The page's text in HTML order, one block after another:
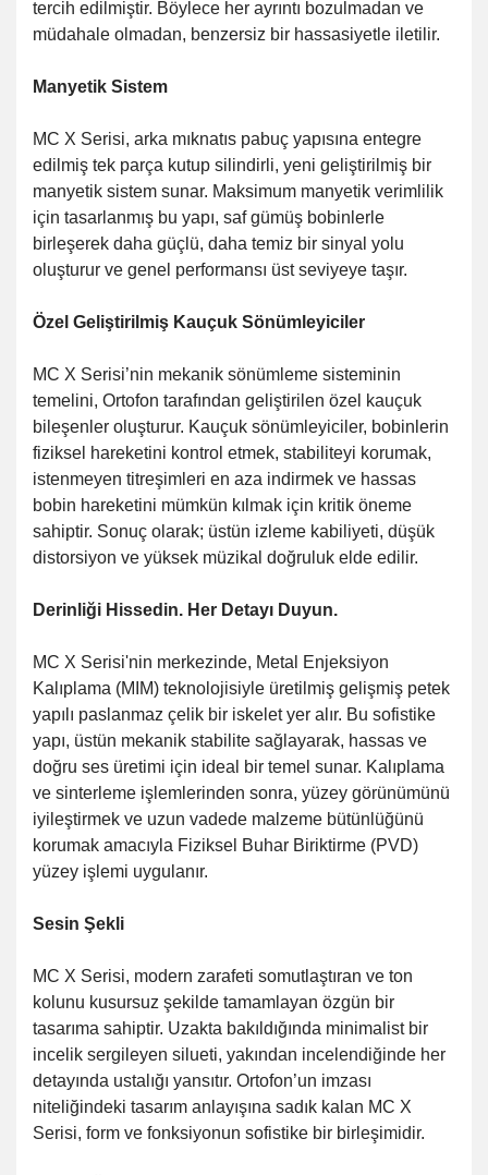
tercih edilmiştir. Böylece her ayrıntı bozulmadan ve
müdahale olmadan, benzersiz bir hassasiyetle iletilir.
Manyetik Sistem
MC X Serisi, arka mıknatıs pabuç yapısına entegre
edilmiş tek parça kutup silindirli, yeni geliştirilmiş bir
manyetik sistem sunar. Maksimum manyetik verimlilik
için tasarlanmış bu yapı, saf gümüş bobinlerle
birleşerek daha güçlü, daha temiz bir sinyal yolu
oluşturur ve genel performansı üst seviyeye taşır.
Özel Geliştirilmiş Kauçuk Sönümleyiciler
MC X Serisi’nin mekanik sönümleme sisteminin
temelini, Ortofon tarafından geliştirilen özel kauçuk
bileşenler oluşturur. Kauçuk sönümleyiciler, bobinlerin
fiziksel hareketini kontrol etmek, stabiliteyi korumak,
istenmeyen titreşimleri en aza indirmek ve hassas
bobin hareketini mümkün kılmak için kritik öneme
sahiptir. Sonuç olarak; üstün izleme kabiliyeti, düşük
distorsiyon ve yüksek müzikal doğruluk elde edilir.
Derinliği Hissedin. Her Detayı Duyun.
MC X Serisi'nin merkezinde, Metal Enjeksiyon
Kalıplama (MIM) teknolojisiyle üretilmiş gelişmiş petek
yapılı paslanmaz çelik bir iskelet yer alır. Bu sofistike
yapı, üstün mekanik stabilite sağlayarak, hassas ve
doğru ses üretimi için ideal bir temel sunar. Kalıplama
ve sinterleme işlemlerinden sonra, yüzey görünümünü
iyileştirmek ve uzun vadede malzeme bütünlüğünü
korumak amacıyla Fiziksel Buhar Biriktirme (PVD)
yüzey işlemi uygulanır.
Sesin Şekli
MC X Serisi, modern zarafeti somutlaştıran ve ton
kolunu kusursuz şekilde tamamlayan özgün bir
tasarıma sahiptir. Uzakta bakıldığında minimalist bir
incelik sergileyen silueti, yakından incelendiğinde her
detayında ustalığı yansıtır. Ortofon’un imzası
niteliğindeki tasarım anlayışına sadık kalan MC X
Serisi, form ve fonksiyonun sofistike bir birleşimidir.